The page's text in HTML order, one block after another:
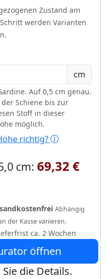
Zustand am
werden Varianten
cm
Auf 0,5 cm genau.
Schiene bis zur
Stoff in dieser
möglich.
richtig?
cm: 69,32 €
Abhängig
der Kasse variieren.
ca. 2 Wochen
öffnen
die Details.